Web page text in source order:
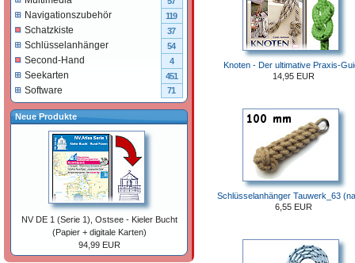
Knoten - Der ultimative Praxis-
14,95 EUR
Schlüsselanhänger Tauwerk_63
6,55 EUR
Navigationszubehör 119
Schatzkiste 37
Schlüsselanhänger 54
Second-Hand 4
Seekarten 451
Software 71
Neue Produkte
NV DE 1 (Serie 1), Ostsee - Kieler Bucht
(Papier + digitale Karten)
94,99 EUR